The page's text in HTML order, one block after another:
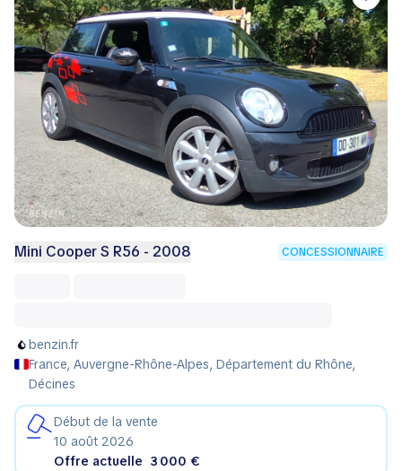
Mini Cooper S R56 - 2008 CONCESSIONNAIRE
benzin.fr
France, Auvergne-Rhône-Alpes, Département du Rhône,
Décines
Début de la vente
10 août 2026
Offre actuelle 3 000 €